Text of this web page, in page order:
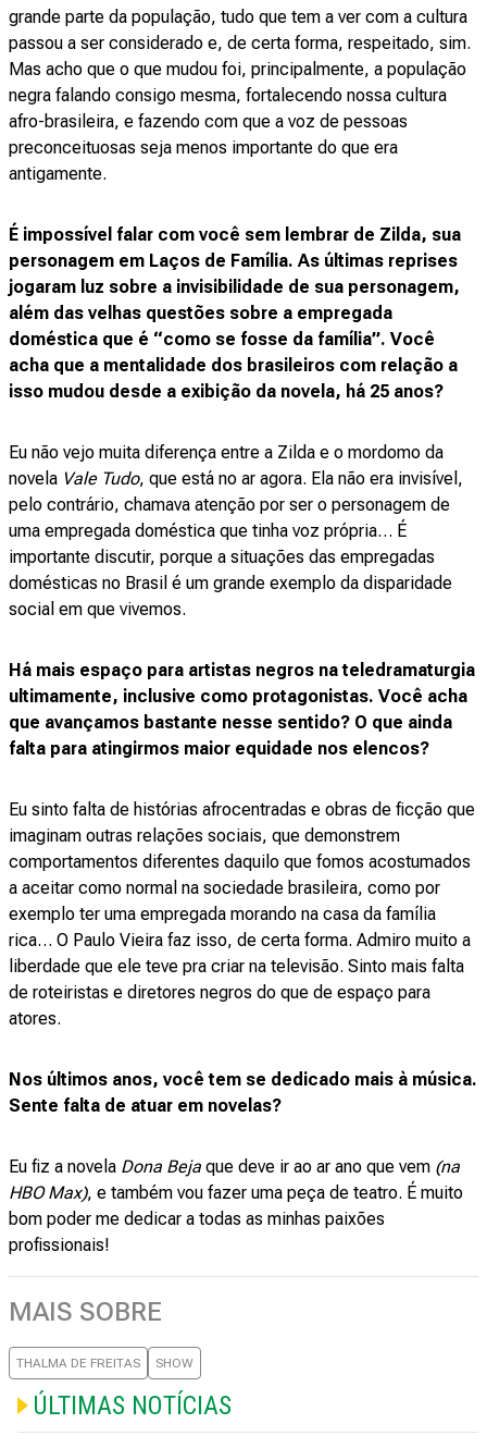
grande parte da população, tudo que tem a ver com a cultura
passou a ser considerado e, de certa forma, respeitado, sim.
Mas acho que o que mudou foi, principalmente, a população
negra falando consigo mesma, fortalecendo nossa cultura
afro-brasileira, e fazendo com que a voz de pessoas
preconceituosas seja menos importante do que era
antigamente.
É impossível falar com você sem lembrar de Zilda, sua
personagem em Laços de Família. As últimas reprises
jogaram luz sobre a invisibilidade de sua personagem,
além das velhas questões sobre a empregada
doméstica que é “como se fosse da família”. Você
acha que a mentalidade dos brasileiros com relação a
isso mudou desde a exibição da novela, há 25 anos?
Eu não vejo muita diferença entre a Zilda e o mordomo da
novela Vale Tudo, que está no ar agora. Ela não era invisível,
pelo contrário, chamava atenção por ser o personagem de
uma empregada doméstica que tinha voz própria… É
importante discutir, porque a situações das empregadas
domésticas no Brasil é um grande exemplo da disparidade
social em que vivemos.
Há mais espaço para artistas negros na teledramaturgia
ultimamente, inclusive como protagonistas. Você acha
que avançamos bastante nesse sentido? O que ainda
falta para atingirmos maior equidade nos elencos?
Eu sinto falta de histórias afrocentradas e obras de ficção que
imaginam outras relações sociais, que demonstrem
comportamentos diferentes daquilo que fomos acostumados
a aceitar como normal na sociedade brasileira, como por
exemplo ter uma empregada morando na casa da família
rica… O Paulo Vieira faz isso, de certa forma. Admiro muito a
liberdade que ele teve pra criar na televisão. Sinto mais falta
de roteiristas e diretores negros do que de espaço para
atores.
Nos últimos anos, você tem se dedicado mais à música.
Sente falta de atuar em novelas?
Eu fiz a novela Dona Beja que deve ir ao ar ano que vem (na
HBO Max), e também vou fazer uma peça de teatro. É muito
bom poder me dedicar a todas as minhas paixões
profissionais!
MAIS SOBRE
THALMA DE FREITAS SHOW
ÚLTIMAS NOTÍCIAS